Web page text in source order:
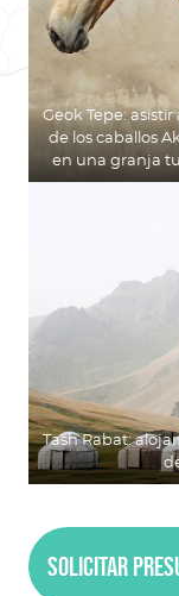
Geok Tepe: asistir
de los caballos
en una granja
Tash Rabat:
Solicitar